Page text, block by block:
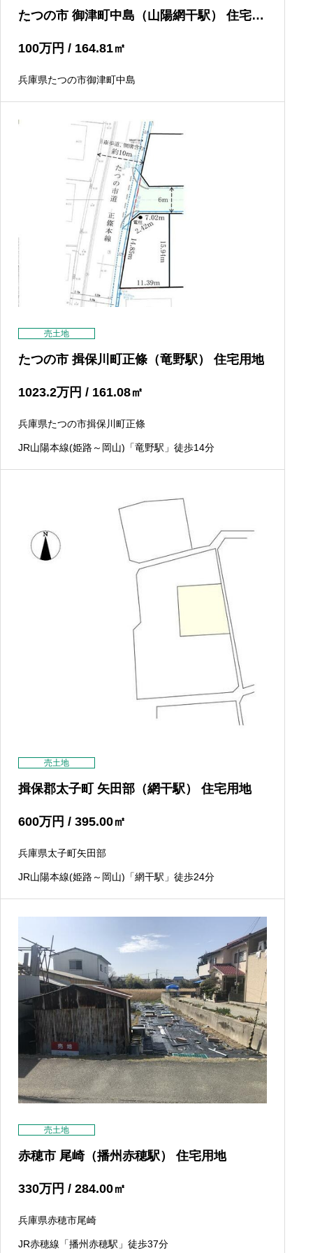
たつの市 御津町中島（山陽網干駅） 住宅用
100万円 / 164.81㎡
兵庫県たつの市御津町中島
売土地
たつの市 揖保川町正條（竜野駅） 住宅用地
1023.2万円 / 161.08㎡
兵庫県たつの市揖保川町正條
JR山陽本線(姫路～岡山)「竜野駅」徒歩14分
売土地
揖保郡太子町 矢田部（網干駅） 住宅用地
600万円 / 395.00㎡
兵庫県太子町矢田部
JR山陽本線(姫路～岡山)「網干駅」徒歩24分
売土地
赤穂市 尾崎（播州赤穂駅） 住宅用地
330万円 / 284.00㎡
兵庫県赤穂市尾崎
JR赤穂線「播州赤穂駅」徒歩37分